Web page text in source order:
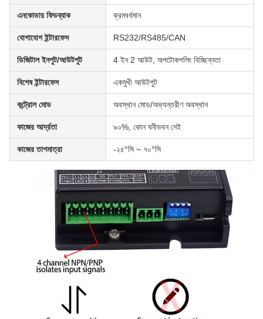
এনকোডার ফিডব্যাক ক্রমবর্ধমান
যোগাযোগ ইন্টারফেস RS232/RS485/CAN
ডিজিটাল ইনপুট/আউটপুট 4 ইন 2 আউট, অপটোকপলিং বিচ্ছিন্নতা
বিশেষ ইন্টারফেস একমুখী আউটপুট
কন্ট্রোল মোড অবস্থান মোড/অভ্যন্তরীণ অবস্থান
কাজের আর্দ্রতা ৯০%, কোন ঘনীভবন নেই
কাজের তাপমাত্রা -২৫°সি ~ ৭০°সি